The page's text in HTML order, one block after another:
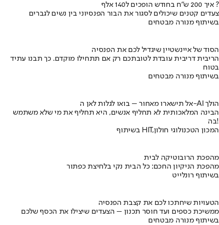
איך 200 ש"ח בחודש הופכים ל140 אלף ?
צעדים קטנים שיכולים לסגור את הבור הפנסיוני בין נשים לגברים
בשיתוף מנורה מבטחים
הסוד של איינשטיין שיגדיל לכם את הפנסיה
הריבית דריבית עובדת לטובתכם רק אם תתחילו מוקדם. כך תבנו עתיד
בטוח
בשיתוף מנורה מבטחים
אל תישארו מאחור – בואו לגלות לאן ה-AI הולך
הבינה המלאכותית לא תחליף אנשים, היא תחליף את מי שלא משתמש
בה!
בשיתוף HIT,המכון הטכנולוגי חולון
מהפכת הרובוטיקה לבית
מהפכת הניקיון החכם: כל הבית נקי בלחיצת כפתור
בשיתוף רונלייט
הטעויות שיחתכו לכם את קצבת הפנסיה
ממשיכת כספים ועד חוסר תכנון – הצעדים שיצילו את הכסף שלכם
בשיתוף מנורה מבטחים